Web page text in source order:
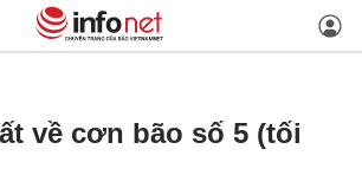
về cơn bão số 5 (tối